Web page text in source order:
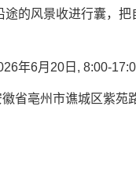
途的风景收进行囊，把
年6月20日, 8:00-
亳州市谯城区紫苑